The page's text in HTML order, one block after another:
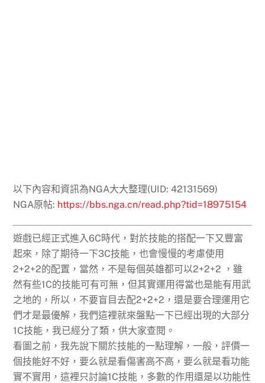
以下內容和資訊為NGA大大整理(UID: 42131569)
NGA原帖: https://bbs.nga.cn/read.php?tid=18975154
遊戲已經正式進入6C時代，對於技能的搭配一下又豐富
起來，除了期待一下3C技能，也會慢慢的考慮使用
2+2+2的配置，當然，不是每個英雄都可以2+2+2 ，雖
然有些1C的技能可有可無，但其實運用得當也是能有用武
之地的，所以，不要盲目去配2+2+2，還是要合理運用它
們才是最優解，我們這裡就來盤點一下已經出現的大部分
1C技能，我已經分了類，供大家查閱。
看圖之前，我先說下關於技能的一點理解，一般，評價一
個技能好不好，要么就是看傷害高不高，要么就是看功能
實不實用，這裡只討論1C技能，多數的作用還是以功能性